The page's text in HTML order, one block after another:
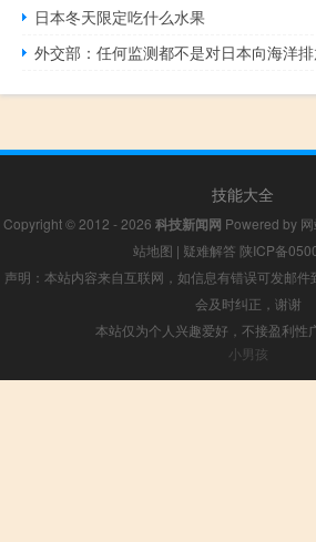
日本冬天限定吃什么水果
技能大全
Copyright © 2012 - 2026 科技新闻网 Powered by
站地图 | 疑难解答 陕ICP备
声明：本站内容来自互联网，如信息有错误可发邮
会及时纠正，谢谢
本站仅为个人兴趣爱好，不接盈利性
小男孩